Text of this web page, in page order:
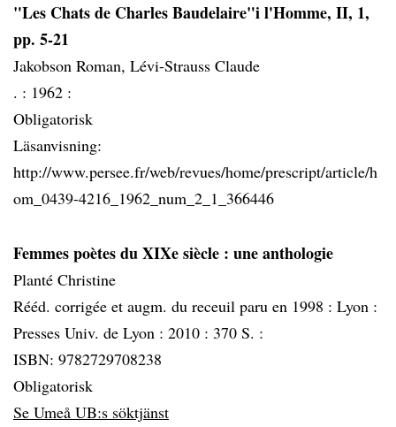
"Les Chats de Charles Baudelaire"i l'Homme, II, 1,
pp. 5-21
Jakobson Roman, Lévi-Strauss Claude
. : 1962 :
Obligatorisk
Läsanvisning:
http://www.persee.fr/web/revues/home/prescript/article/h
om_0439-4216_1962_num_2_1_366446
Femmes poètes du XIXe siècle : une anthologie
Planté Christine
Rééd. corrigée et augm. du receuil paru en 1998 : Lyon :
Presses Univ. de Lyon : 2010 : 370 S. :
ISBN: 9782729708238
Obligatorisk
Se Umeå UB:s söktjänst